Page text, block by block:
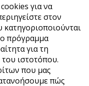
για να
στον
πρόγραμμα
για τη
ιστoτόπου.
που μας
πώς